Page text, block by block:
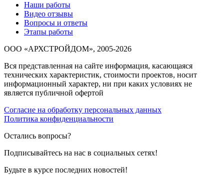
Наши работы
Видео отзывы
Вопросы и ответы
Этапы работы
ООО «АРХСТРОЙДОМ», 2005-2026
Вся представленная на сайте информация, касающаяся
технических характеристик, стоимости проектов, носит
информационный характер, ни при каких условиях не
является публичной офертой
Согласие на обработку персональных данных
Политика конфиденциальности
Остались вопросы?
Подписывайтесь на нас в социальных сетях!
Будьте в курсе последних новостей!